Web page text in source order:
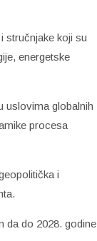
stručnjake koji su
energetske
uslovima globalnih
procesa
i
da do 2028. godine